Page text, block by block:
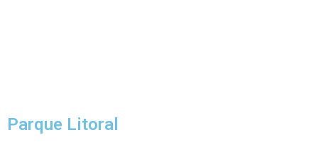
Parque Litoral